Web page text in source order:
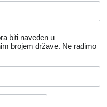
biti naveden u
brojem države. Ne radimo